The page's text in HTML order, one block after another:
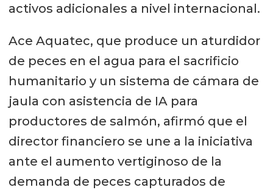
activos adicionales a nivel internacional.
Ace Aquatec, que produce un aturdidor
de peces en el agua para el sacrificio
humanitario y un sistema de cámara de
jaula con asistencia de IA para
productores de salmón, afirmó que el
director financiero se une a la iniciativa
ante el aumento vertiginoso de la
demanda de peces capturados de